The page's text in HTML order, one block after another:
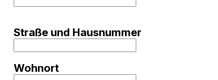
Straße und Hausnummer
Wohnort